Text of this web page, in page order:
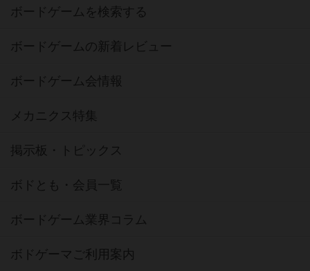
ボードゲームを検索する
ボードゲームの新着レビュー
ボードゲーム会情報
メカニクス特集
掲示板・トピックス
ボドとも・会員一覧
ボードゲーム業界コラム
ボドゲーマご利用案内